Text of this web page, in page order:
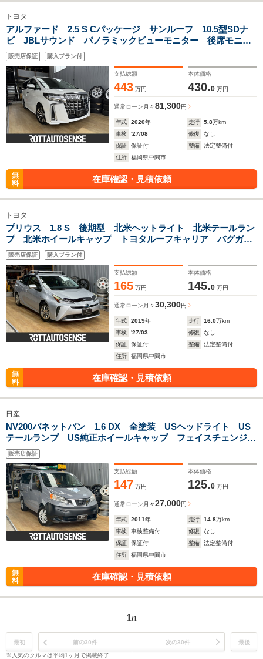
トヨタ
アルファード 2.5 S Cパッケージ サンルーフ 10.5型SDナ
ビ JBLサウンド パノラミックビューモニター 後席モニタ
ー 純正OPドライブレコーダー DVDプレイヤー
販売店保証 購入プラン付
支払総額
443 万円
本体価格
430.0 万円
通常ローン 月々81,300円
年式 2020年 走行 5.8万km
車検
'27/08 修復
なし
保証
保証付 整備
法定整備付
住所
福岡県中間市
無
料
在庫確認・見積依頼
トヨタ
プリウス 1.8 S 後期型 北米ヘットライト 北米テールラン
プ 北米ホイールキャップ トヨタルーフキャリア バグガー
ド ドライブレコーダー ナビ ETC バックカメラ
販売店保証 購入プラン付
支払総額
165 万円
本体価格
145.0 万円
通常ローン 月々30,300円
年式 2019年 走行 16.0万km
車検
'27/03 修復
なし
保証
保証付 整備
法定整備付
住所
福岡県中間市
無
料
在庫確認・見積依頼
日産
NV200バネットバン 1.6 DX 全塗装 USヘッドライト US
テールランプ US純正ホイールキャップ フェイスチェンジ
ルーフキャリア 社外ナビ スピーカー ETC
販売店保証
支払総額
147 万円
本体価格
125.0 万円
通常ローン 月々27,000円
年式 2011年 走行 14.8万km
車検
車検整備付 修復
なし
保証
保証付 整備
法定整備付
住所
福岡県中間市
無
料
在庫確認・見積依頼
1/1
最初 前の30件 次の30件
最後
※人気のクルマは平均1ヶ月で掲載終了